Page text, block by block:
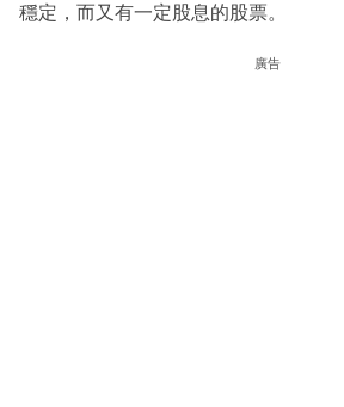
穩定，而又有一定股息的股票。
廣告